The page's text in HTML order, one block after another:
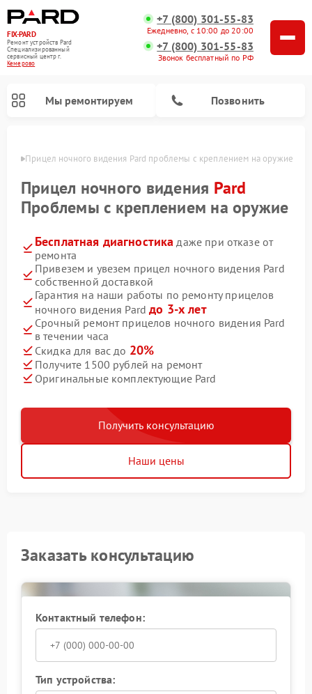
FIX-PARD
Ремонт устройств Pard
Специализированный
cервисный центр г.
Кемерово
+7 (800) 301-55-83
Ежедневно, с 10:00 до 20:00
+7 (800) 301-55-83
Звонок бесплатный по РФ
Мы ремонтируем Позвонить
Прицел ночного видения Pard проблемы с креплением на оружие
Прицел ночного видения Pard
Проблемы с креплением на оружие
Бесплатная диагностика даже при отказе от
ремонта
Привезем и увезем прицел ночного видения Pard
собственной доставкой
Гарантия на наши работы по ремонту прицелов
ночного видения Pardдо 3-х лет
Срочный ремонт прицелов ночного видения Pard
в течении часа
Скидка для вас до 20%
Получите 1500 рублей на ремонт
Оригинальные комплектующие Pard
Получить консультацию
Наши цены
Заказать консультацию
Контактный телефон:
Тип устройства: